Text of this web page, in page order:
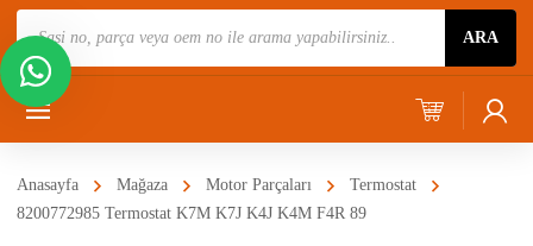
Ara
ARA
Anasayfa Mağaza Motor Parçaları
Termostat
8200772985 Termostat K7M K7J K4J K4M F4R 89